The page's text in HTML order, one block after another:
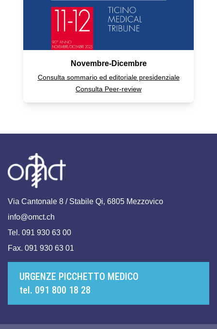
Novembre-Dicembre
Consulta sommario ed editoriale presidenziale
Consulta Peer-review
Via Cantonale 8 / Stabile Qi, 6805 Mezzovico
info@omct.ch
Tel. 091 930 63 00
Fax. 091 930 63 01
URGENZE PICCHETTO MEDICO
tel. 091 800 18 28